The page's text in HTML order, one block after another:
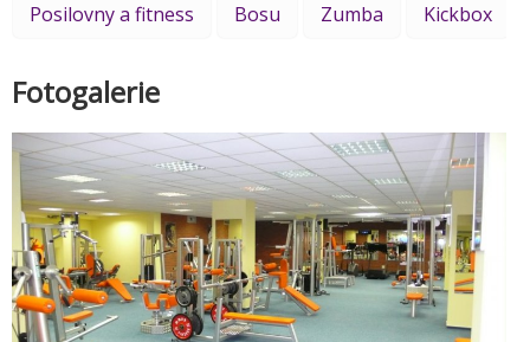
Posilovny a fitness Bosu Zumba Kickbox
Fotogalerie